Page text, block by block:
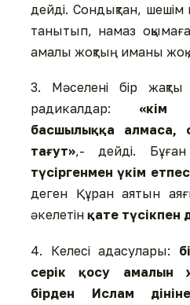
дейді. Сондықтан,
танытып, намаз
амалы жоқтың иманы жоқ
3. Мәселені бір жақты
радикалдар: «кім
басшылыққа алмаса,
тағут»,- дейді.
түсіргенмен үкім
деген Құран аятын
әкелетін қате түсікпен
4. Келесі адасулары:
серік қосу амалын
бірден Ислам